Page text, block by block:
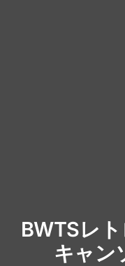
BWTSレ
キャン